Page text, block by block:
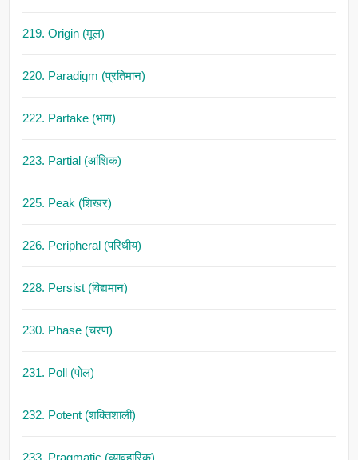
219. Origin (मूल)
220. Paradigm (प्रतिमान)
222. Partake (भाग)
223. Partial (आंशिक)
225. Peak (शिखर)
226. Peripheral (परिधीय)
228. Persist (विद्यमान)
230. Phase (चरण)
231. Poll (पोल)
232. Potent (शक्तिशाली)